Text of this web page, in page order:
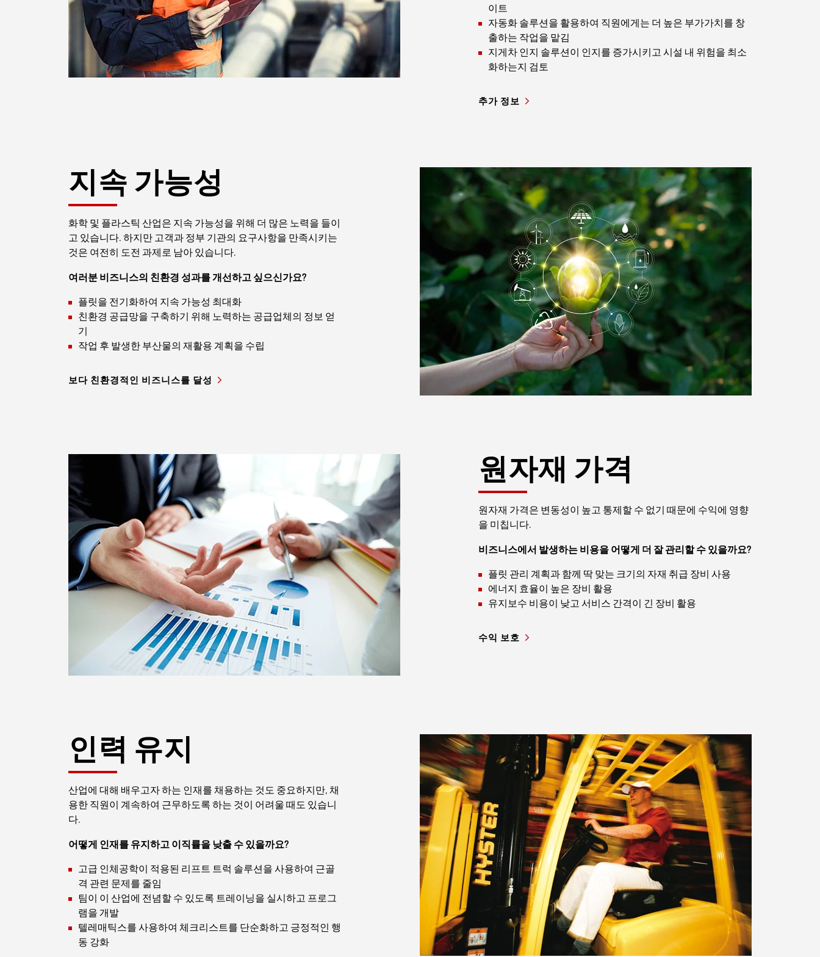
이트
자동화 솔루션을 활용하여 직원에게는 더 높은 부가가치를 창
출하는 작업을 맡김
지게차 인지 솔루션이 인지를 증가시키고 시설 내 위험을 최소
화하는지 검토
추가 정보
지속 가능성
화학 및 플라스틱 산업은 지속 가능성을 위해 더 많은 노력을 들이
고 있습니다. 하지만 고객과 정부 기관의 요구사항을 만족시키는
것은 여전히 도전 과제로 남아 있습니다.
여러분 비즈니스의 친환경 성과를 개선하고 싶으신가요?
플릿을 전기화하여 지속 가능성 최대화
친환경 공급망을 구축하기 위해 노력하는 공급업체의 정보 얻
기
작업 후 발생한 부산물의 재활용 계획을 수립
보다 친환경적인 비즈니스를 달성
원자재 가격
원자재 가격은 변동성이 높고 통제할 수 없기 때문에 수익에 영향
을 미칩니다.
비즈니스에서 발생하는 비용을 어떻게 더 잘 관리할 수 있을까요?
플릿 관리 계획과 함께 딱 맞는 크기의 자재 취급 장비 사용
에너지 효율이 높은 장비 활용
유지보수 비용이 낮고 서비스 간격이 긴 장비 활용
수익 보호
인력 유지
산업에 대해 배우고자 하는 인재를 채용하는 것도 중요하지만, 채
용한 직원이 계속하여 근무하도록 하는 것이 어려울 때도 있습니
다.
어떻게 인재를 유지하고 이직률을 낮출 수 있을까요?
고급 인체공학이 적용된 리프트 트럭 솔루션을 사용하여 근골
격 관련 문제를 줄임
팀이 이 산업에 전념할 수 있도록 트레이닝을 실시하고 프로그
램을 개발
텔레매틱스를 사용하여 체크리스트를 단순화하고 긍정적인 행
동 강화